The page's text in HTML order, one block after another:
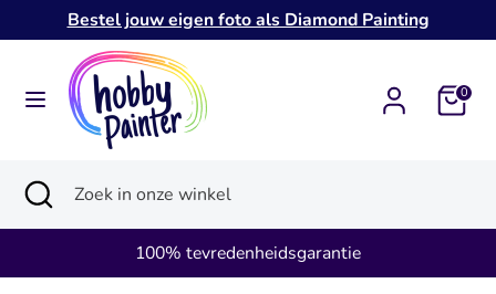
naar
Bestel jouw eigen foto als Diamond Painting
0
ZoekenZoek
in
winkel
ZoekenZoek
winkel
Zoekopdracht
sluiten
100% tevredenheidsgarantie